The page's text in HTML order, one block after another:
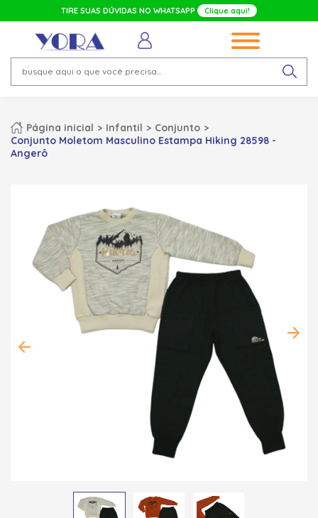
TIRE SUAS DÚVIDAS NO WHATSAPP Clique aqui!
Página inicial Infantil
Conjunto
Conjunto Moletom Masculino Estampa Hiking 28598 -
Angerô